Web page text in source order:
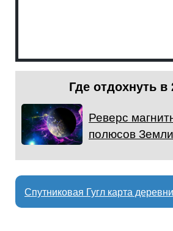
Где отдохнуть в
Реверс
полюсов Земли
Спутниковая Гугл карта